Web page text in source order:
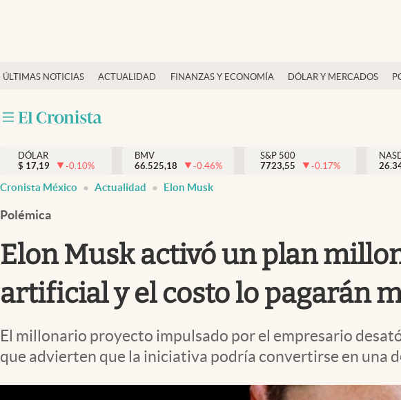
ÚLTIMAS NOTICIAS ACTUALIDAD FINANZAS Y ECONOMÍA DÓLAR Y MERCADOS
Actualidad
Internacionales
Opinión
Brand Strategy
Vida y estilo
Tv
Espiritualidad
DÓLAR
$ 17,19 -0.10%
BMV
66.525,18
-0.46%
S&P 500
7723,55
-0.17%
Cronista México Actualidad Elon Musk
Polémica
Elon Musk activó un plan
artificial y el costo lo pagarán
El millonario proyecto impulsado por el empresario
que advierten que la iniciativa podría convertirse en una